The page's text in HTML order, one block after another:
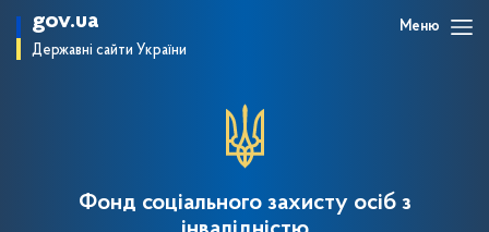
gov.ua
Державні сайти України
Меню
Фонд соціального захисту осіб з